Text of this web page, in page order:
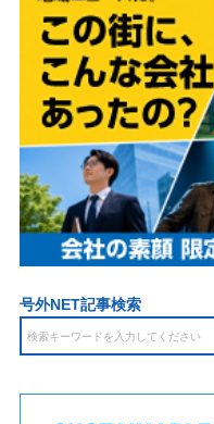
号外NET記事検索